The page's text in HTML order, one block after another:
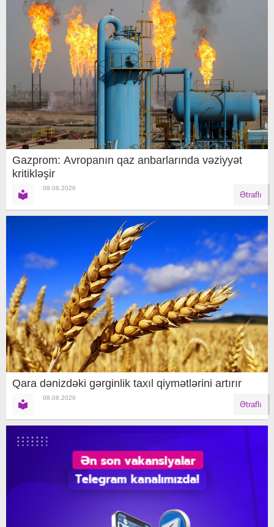
Gazprom: Avropanın qaz anbarlarında vəziyyət
kritikləşir
08.08.2026
Ətraflı
Qara dənizdəki gərginlik taxıl qiymətlərini artırır
08.08.2026
Ətraflı